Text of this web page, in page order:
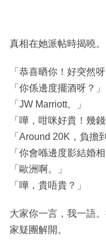
真相在她派帖時揭曉。
「恭喜晒你！好突然呀
「你係邊度擺酒呀？」
「JW Marriott。」
「嘩，咁咪好貴！幾錢
「Around 20K，負擔
「你會喺邊度影結婚相
「歐洲啊。」
「嘩，貴唔貴？」
大家你一言，我一語
家疑團解開。